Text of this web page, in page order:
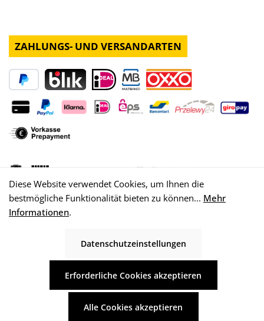
ZAHLUNGS- UND VERSANDARTEN
Alle Preise inkl. gesetzl. Mehrwertsteuer zzgl.Versandkosten
Diese Website verwendet Cookies, um Ihnen die
bestmögliche Funktionalität bieten zu können... Mehr
Informationen.
Datenschutzeinstellungen
Erforderliche Cookies akzeptieren
Alle Cookies akzeptieren